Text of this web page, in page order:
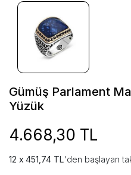
Gümüş Parlament
Yüzük
4.668,30 TL
451,74 TL'den başlayan